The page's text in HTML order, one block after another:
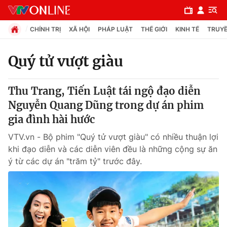
Chuyên mục
Chính trị
Pháp luật
Thế giới
CHÍNH TRỊ XÃ HỘI PHÁP LUẬT THẾ GIỚI KINH TẾ
Quý tử vượt giàu
Thu Trang, Tiến Luật tái ngộ đạo diễn
Nguyễn Quang Dũng trong dự án phim
gia đình hài hước
VTV.vn - Bộ phim "Quý tử vượt giàu" có nhiều thuận lợi
khi đạo diễn và các diễn viên đều là những cộng sự ăn
ý từ các dự án "trăm tỷ" trước đây.